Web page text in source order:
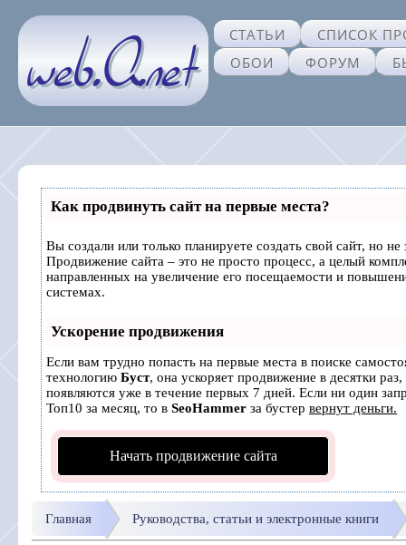
СТАТЬИ
СПИСОК
ОБОИ
ФОРУМ
Как продвинуть сайт на первые места?
Вы создали или только планируете создать свой сайт, но не
Продвижение сайта – это не просто процесс, а целый
направленных на увеличение его посещаемости и
системах.
Ускорение продвижения
Если вам трудно попасть на первые места в поиске
технологию Буст, она ускоряет продвижение в десятки
появляются уже в течение первых 7 дней. Если ни один
Топ10 за месяц, то в SeoHammer за бустер вернут деньги.
Начать продвижение сайта
Главная Руководства, статьи и электронные книги